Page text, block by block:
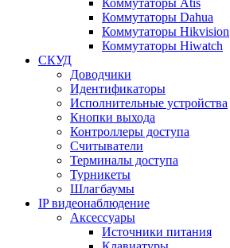
Коммутаторы Atis
Коммутаторы Dahua
Коммутаторы Hikvision
Коммутаторы Hiwatch
СКУД
Доводчики
Идентификаторы
Исполнительные устройства
Кнопки выхода
Контроллеры доступа
Считыватели
Терминалы доступа
Турникеты
Шлагбаумы
IP видеонаблюдение
Аксессуары
Источники питания